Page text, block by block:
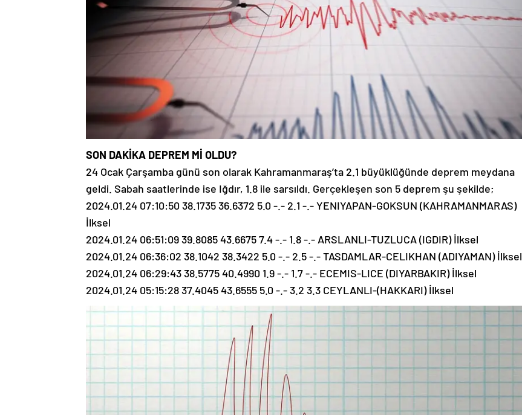
SON DAKİKA DEPREM Mİ OLDU?
24 Ocak Çarşamba günü son olarak Kahramanmaraş’ta 2.1 büyüklüğünde deprem meydana
geldi. Sabah saatlerinde ise Iğdır, 1.8 ile sarsıldı. Gerçekleşen son 5 deprem şu şekilde;
2024.01.24 07:10:50 38.1735 36.6372 5.0 -.- 2.1 -.- YENIYAPAN-GOKSUN (KAHRAMANMARAS)
İlksel
2024.01.24 06:51:09 39.8085 43.6675 7.4 -.- 1.8 -.- ARSLANLI-TUZLUCA (IGDIR) İlksel
2024.01.24 06:36:02 38.1042 38.3422 5.0 -.- 2.5 -.- TASDAMLAR-CELIKHAN (ADIYAMAN) İlksel
2024.01.24 06:29:43 38.5775 40.4990 1.9 -.- 1.7 -.- ECEMIS-LICE (DIYARBAKIR) İlksel
2024.01.24 05:15:28 37.4045 43.6555 5.0 -.- 3.2 3.3 CEYLANLI-(HAKKARI) İlksel